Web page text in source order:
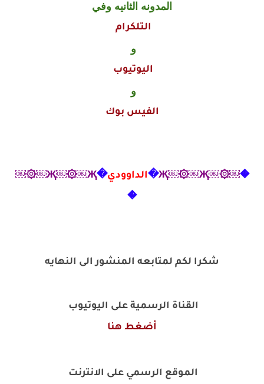
المدونه الثانيه وفي
التلكرام
و
اليوتيوب
و
الفيس بوك
�￼۞￼Җ￼۞￼Җ �الداوودي�Җ￼۞￼Җ￼۞￼
�
شكرا لكم لمتابعه المنشور الى النهايه
القناة الرسمية على اليوتيوب
أضغط هنا
الموقع الرسمي على الانترنت